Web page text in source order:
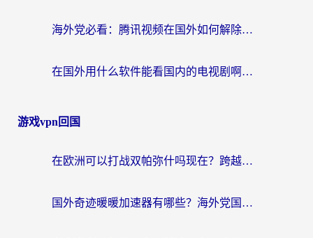
海外党必看：腾讯视频在国外如何解除地域限制？附优酷咪咕使用指南
在国外用什么软件能看国内的电视剧啊？留学生亲测有效的回国加速方案
游戏vpn回国
在欧洲可以打战双帕弥什吗现在？跨越延迟墙的实战指南
国外奇迹暖暖加速器有哪些？海外党国服游戏畅玩终极指南（附亲测推荐）